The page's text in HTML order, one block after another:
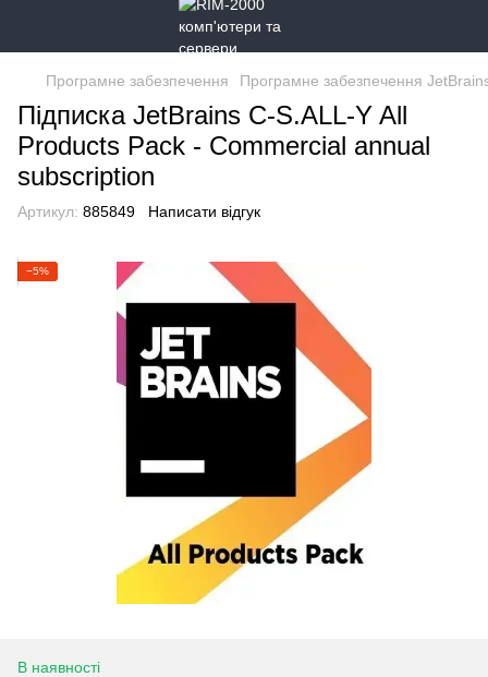
Програмне забезпечення Програмне забезпечення
Підписка JetBrains C-S.ALL-Y All
Products Pack - Commercial annual
subscription
Артикул: 885849 Написати відгук
−5%
В наявності